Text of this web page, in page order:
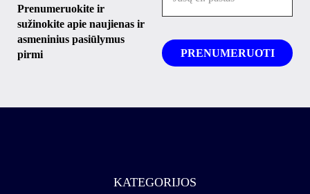
Prenumeruokite ir
sužinokite apie naujienas ir
asmeninius pasiūlymus
pirmi
KATEGORIJOS